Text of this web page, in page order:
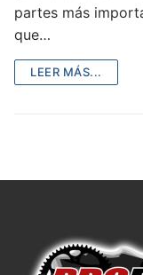
partes más
que…
LEER MÁS...